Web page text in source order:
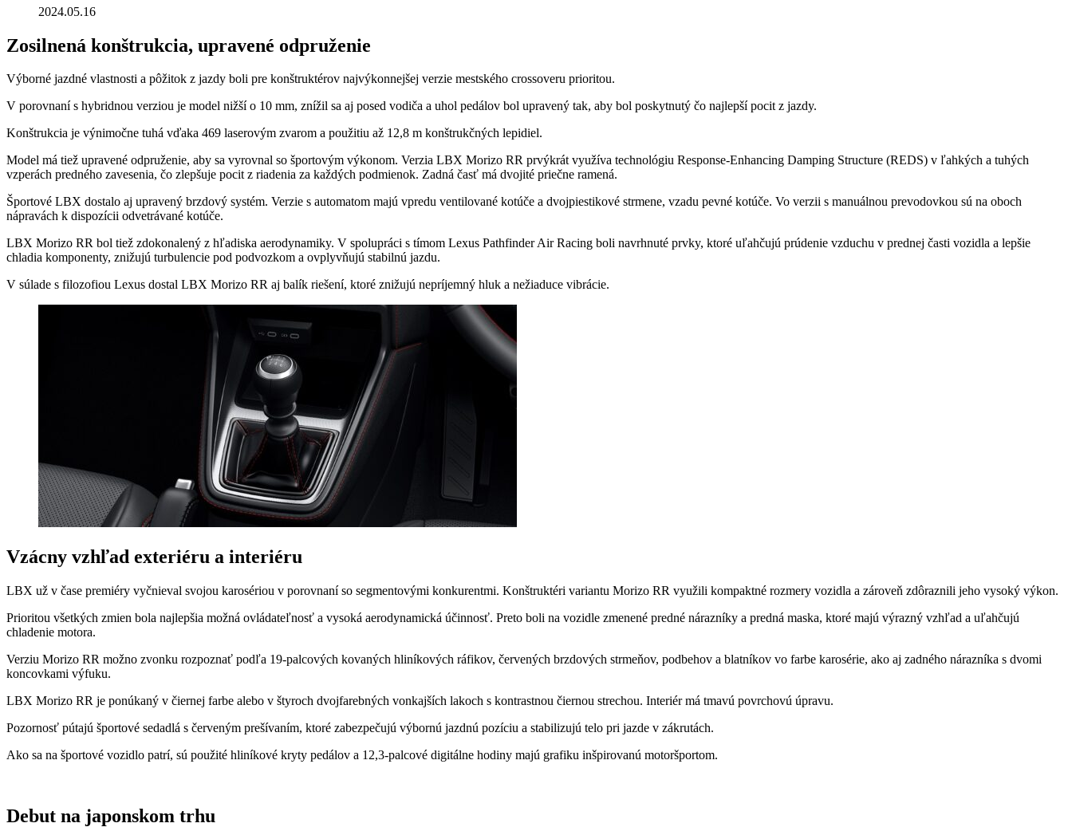
2024.05.16
Zosilnená konštrukcia, upravené odpruženie
Výborné jazdné vlastnosti a pôžitok z jazdy boli pre konštruktérov najvýkonnejšej verzie mestského crossoveru prioritou.
V porovnaní s hybridnou verziou je model nižší o 10 mm, znížil sa aj posed vodiča a uhol pedálov bol upravený tak, aby bol poskytnutý čo najlepší pocit z jazdy.
Konštrukcia je výnimočne tuhá vďaka 469 laserovým zvarom a použitiu až 12,8 m konštrukčných lepidiel.
Model má tiež upravené odpruženie, aby sa vyrovnal so športovým výkonom. Verzia LBX Morizo ​​​​RR prvýkrát využíva technológiu Response-Enhancing Damping Structure (REDS) v ľahkých a tuhých
vzperách predného zavesenia, čo zlepšuje pocit z riadenia za každých podmienok. Zadná časť má dvojité priečne ramená.
Športové LBX dostalo aj upravený brzdový systém. Verzie s automatom majú vpredu ventilované kotúče a dvojpiestikové strmene, vzadu pevné kotúče. Vo verzii s manuálnou prevodovkou sú na oboch
nápravách k dispozícii odvetrávané kotúče.
LBX Morizo ​​​​RR bol tiež zdokonalený z hľadiska aerodynamiky. V spolupráci s tímom Lexus Pathfinder Air Racing boli navrhnuté prvky, ktoré uľahčujú prúdenie vzduchu v prednej časti vozidla a lepšie
chladia komponenty, znižujú turbulencie pod podvozkom a ovplyvňujú stabilnú jazdu.
V súlade s filozofiou Lexus dostal LBX Morizo ​​​​RR aj balík riešení, ktoré znižujú nepríjemný hluk a nežiaduce vibrácie.
Vzácny vzhľad exteriéru a interiéru
LBX už v čase premiéry vyčnieval svojou karosériou v porovnaní so segmentovými konkurentmi. Konštruktéri variantu Morizo ​​​​RR využili kompaktné rozmery vozidla a zároveň zdôraznili jeho vysoký výkon.
Prioritou všetkých zmien bola najlepšia možná ovládateľnosť a vysoká aerodynamická účinnosť. Preto boli na vozidle zmenené predné nárazníky a predná maska, ktoré majú výrazný vzhľad a uľahčujú
chladenie motora.
Verziu Morizo ​​​​RR možno zvonku rozpoznať podľa 19-palcových kovaných hliníkových ráfikov, červených brzdových strmeňov, podbehov a blatníkov vo farbe karosérie, ako aj zadného nárazníka s dvomi
koncovkami výfuku.
LBX Morizo ​​​​RR je ponúkaný v čiernej farbe alebo v štyroch dvojfarebných vonkajších lakoch s kontrastnou čiernou strechou. Interiér má tmavú povrchovú úpravu.
Pozornosť pútajú športové sedadlá s červeným prešívaním, ktoré zabezpečujú výbornú jazdnú pozíciu a stabilizujú telo pri jazde v zákrutách.
Ako sa na športové vozidlo patrí, sú použité hliníkové kryty pedálov a 12,3-palcové digitálne hodiny majú grafiku inšpirovanú motoršportom.
Debut na japonskom trhu